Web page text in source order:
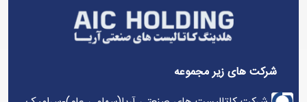
شرکت های زیر مجموعه